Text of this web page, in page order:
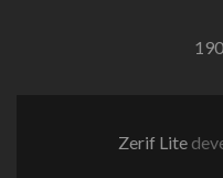
Zerif Lite